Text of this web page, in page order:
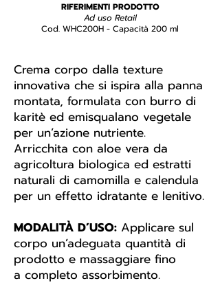
RIFERIMENTI PRODOTTO
Ad uso Retail
Cod. WHC200H - Capacità 200 ml
Crema corpo dalla texture
innovativa che si ispira alla panna
montata, formulata con burro di
karitè ed emisqualano vegetale
per un’azione nutriente.
Arricchita con aloe vera da
agricoltura biologica ed estratti
naturali di camomilla e calendula
per un effetto idratante e lenitivo.
MODALITÀ D’USO: Applicare sul
corpo un’adeguata quantità di
prodotto e massaggiare fino
a completo assorbimento.